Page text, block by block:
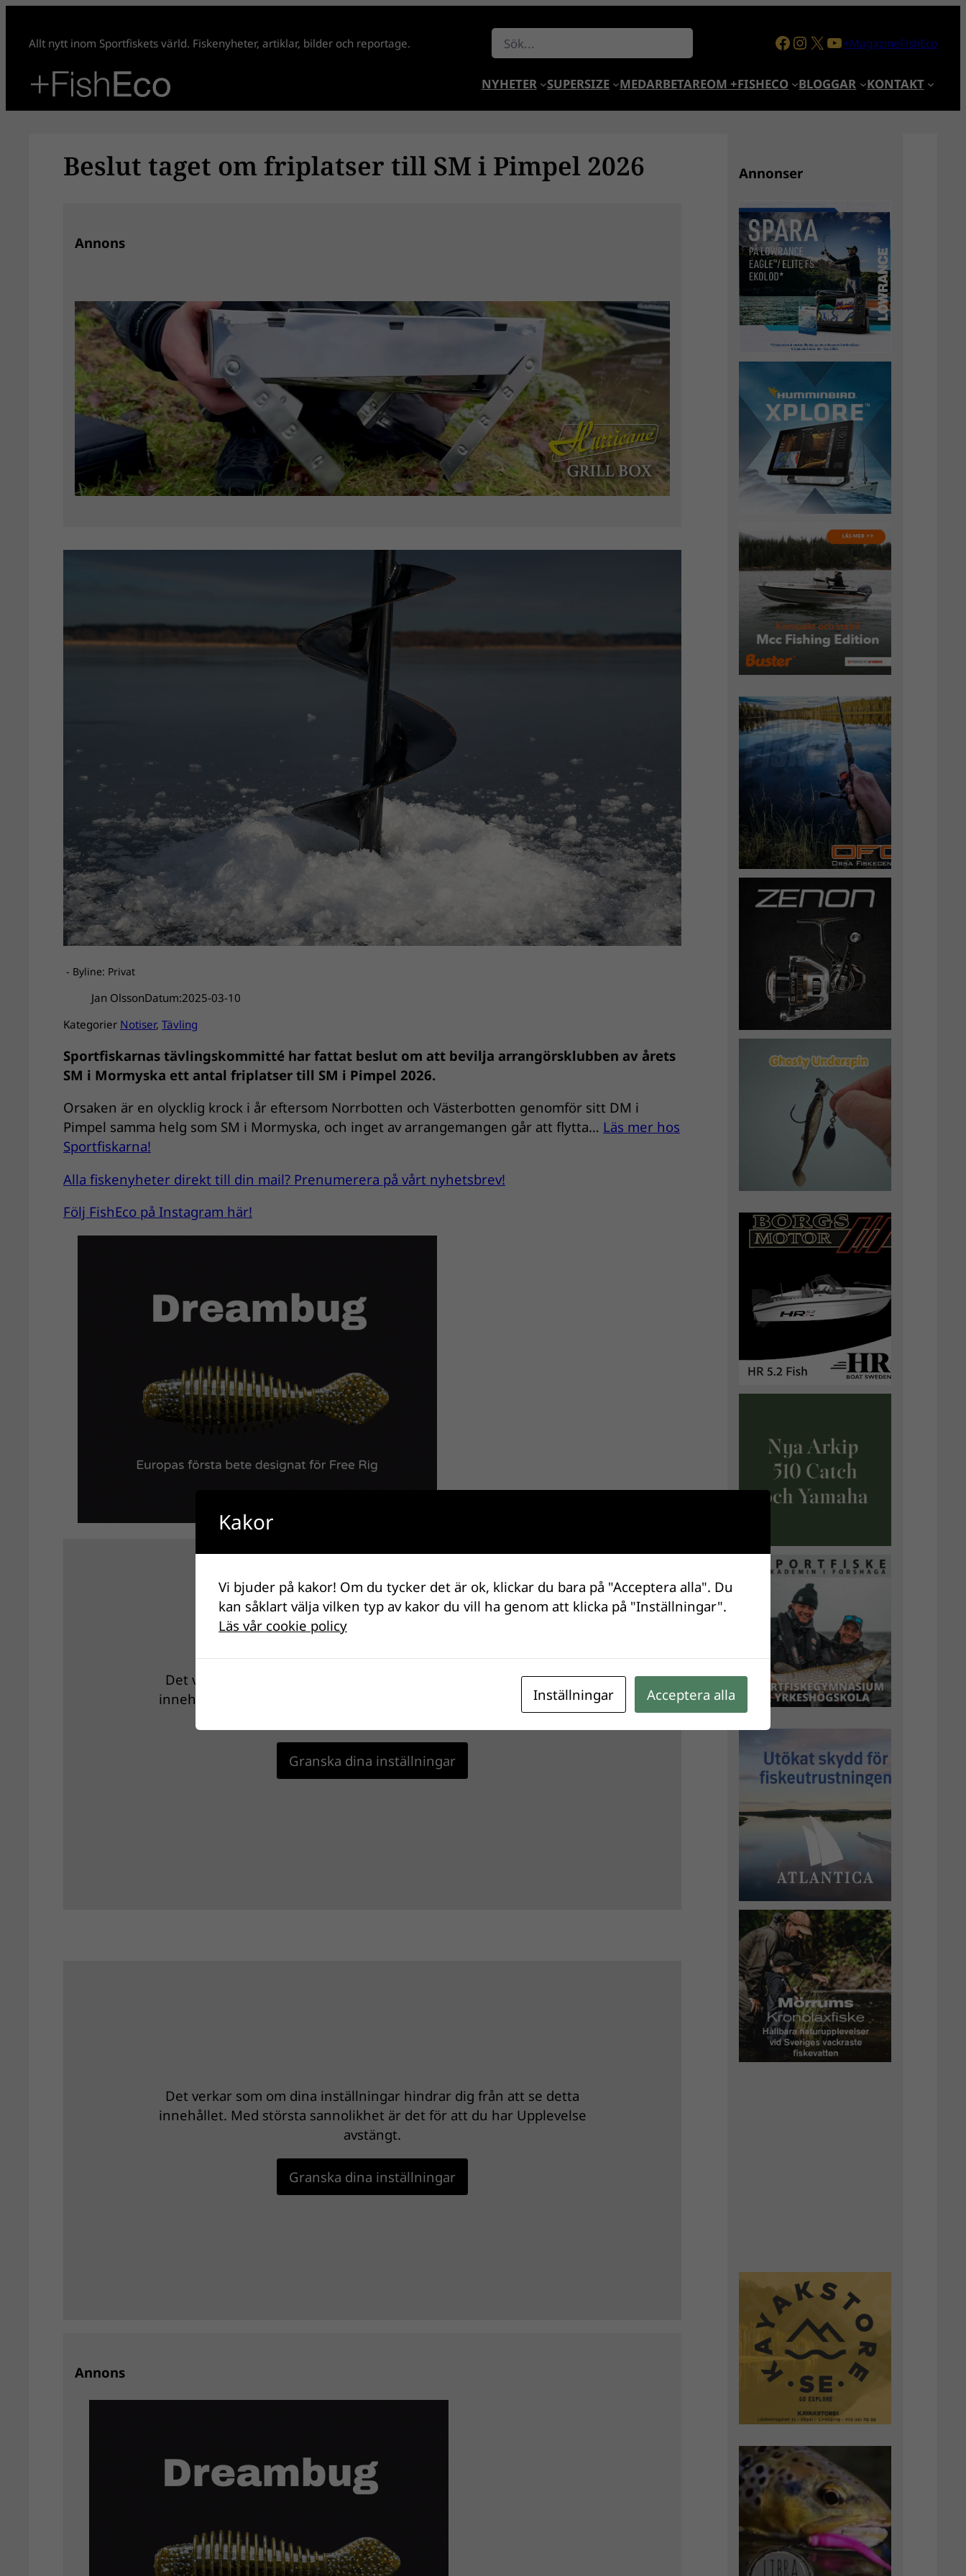
innehåll
Allt nytt inom Sportfiskets värld. Fiskenyheter, artiklar, bilder och reportage. Sök Facebook
Instagram
X YouTube
+MagazineFishEco
NYHETER SUPERSIZE MEDARBETAREOM +FISHECO BLOGGAR KONTAKT
Beslut taget om friplatser till SM i Pimpel 2026
Annons
- Byline: Privat
Jan OlssonDatum:2025-03-10
Kategorier Notiser, Tävling
Sportfiskarnas tävlingskommitté har fattat beslut om att bevilja arrangörsklubben av årets
SM i Mormyska ett antal friplatser till SM i Pimpel 2026.
Orsaken är en olycklig krock i år eftersom Norrbotten och Västerbotten genomför sitt DM i
Pimpel samma helg som SM i Mormyska, och inget av arrangemangen går att flytta… Läs mer hos
Sportfiskarna!
Alla fiskenyheter direkt till din mail? Prenumerera på vårt nyhetsbrev!
Följ FishEco på Instagram här!
Det verkar som om dina inställningar hindrar dig från att se detta
innehållet. Med största sannolikhet är det för att du har Upplevelse
Granska dina inställningar
Det verkar som om dina inställningar hindrar dig från att se detta
innehållet. Med största sannolikhet är det för att du har Upplevelse
avstängt.
Granska dina inställningar
Annons
Annonser
Kakor
Vi bjuder på kakor! Om du tycker det är ok, klickar du bara på "Acceptera alla". Du
kan såklart välja vilken typ av kakor du vill ha genom att klicka på "Inställningar".
Läs vår cookie policy
Inställningar Acceptera alla